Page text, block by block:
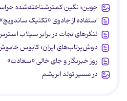
جوین؛ نگین کمترشناخته‌شده
استفاده از جادوی «تکنیک
لنگرهای نجات در برابر سیلاب
دوش‌پرتاب‌های ایران؛ کابوس
روز خبرنگار و جای خالی «سعادت»
در مسیر تولد ابریشم